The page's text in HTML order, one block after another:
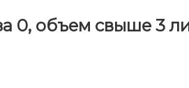
0, объем свыше 3